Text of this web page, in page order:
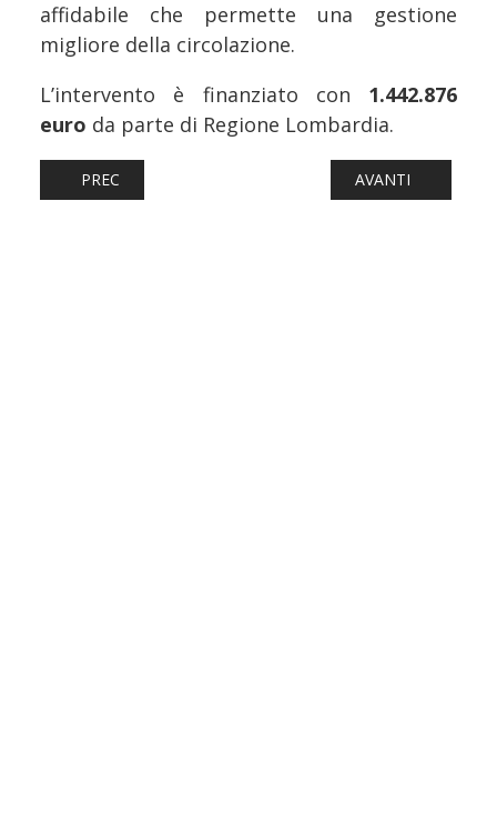
affidabile che permette una gestione
migliore della circolazione.
L’intervento è finanziato con 1.442.876
euro da parte di Regione Lombardia.
ARTICOLO PRECEDENTE: FERROVIE: PORTO DI
PREC ARTICOLO
AVANTI